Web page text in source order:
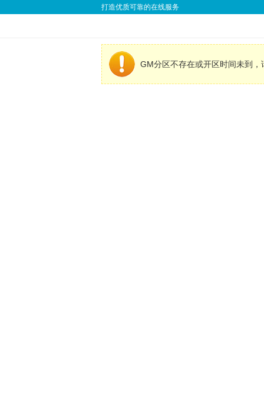
打造优质可靠的在线服务
GM分区不存在或开区时间未到，